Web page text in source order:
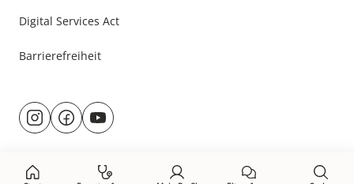
Digital Services Act
Barrierefreiheit
Besuche
uns@rund.ums.baby
facebook.com/rundumsbaby.de
youtube.com/@rundumsbaby_